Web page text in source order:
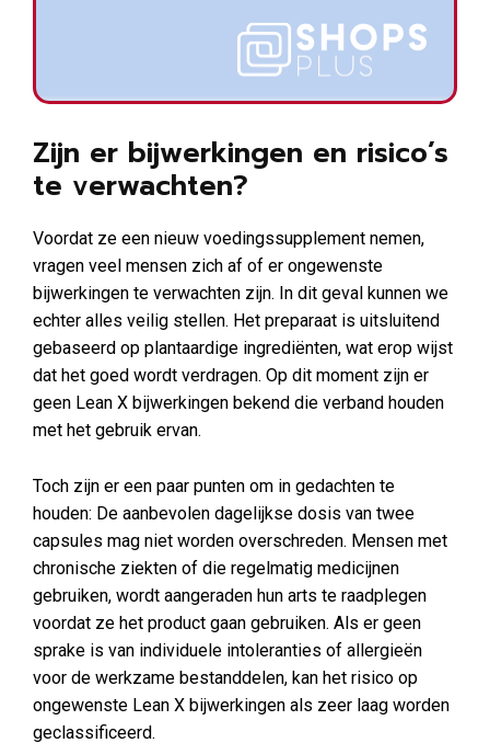
Zijn er bijwerkingen en risico’s
te verwachten?
Voordat ze een nieuw voedingssupplement nemen,
vragen veel mensen zich af of er ongewenste
bijwerkingen te verwachten zijn. In dit geval kunnen we
echter alles veilig stellen. Het preparaat is uitsluitend
gebaseerd op plantaardige ingrediënten, wat erop wijst
dat het goed wordt verdragen. Op dit moment zijn er
geen Lean X bijwerkingen bekend die verband houden
met het gebruik ervan.
Toch zijn er een paar punten om in gedachten te
houden: De aanbevolen dagelijkse dosis van twee
capsules mag niet worden overschreden. Mensen met
chronische ziekten of die regelmatig medicijnen
gebruiken, wordt aangeraden hun arts te raadplegen
voordat ze het product gaan gebruiken. Als er geen
sprake is van individuele intoleranties of allergieën
voor de werkzame bestanddelen, kan het risico op
ongewenste Lean X bijwerkingen als zeer laag worden
geclassificeerd.